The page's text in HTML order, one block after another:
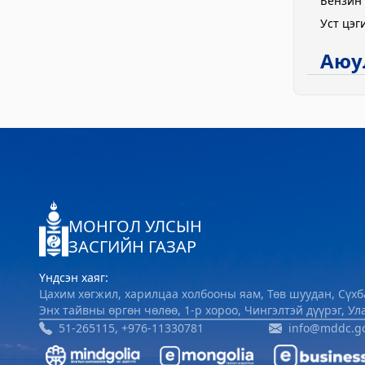
Уст
МОНГОЛ УЛСЫН
ЗАСГИЙН ГАЗАР
Үндсэн хаяг:
Цахим хөгжил, харилцаа холбооны яам, Төв шуудан,
Энх тайвны өргөн чөлөө, 1-р хороо, Чингэлтэй дүүрэг,
51-265115, +976-11330781